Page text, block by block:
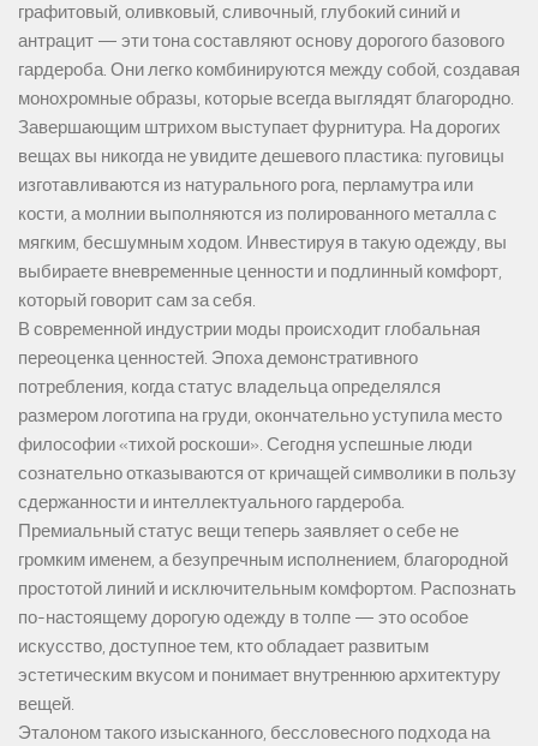
графитовый, оливковый, сливочный, глубокий синий и
антрацит — эти тона составляют основу дорогого базового
гардероба. Они легко комбинируются между собой, создавая
монохромные образы, которые всегда выглядят благородно.
Завершающим штрихом выступает фурнитура. На дорогих
вещах вы никогда не увидите дешевого пластика: пуговицы
изготавливаются из натурального рога, перламутра или
кости, а молнии выполняются из полированного металла с
мягким, бесшумным ходом. Инвестируя в такую одежду, вы
выбираете вневременные ценности и подлинный комфорт,
который говорит сам за себя.
В современной индустрии моды происходит глобальная
переоценка ценностей. Эпоха демонстративного
потребления, когда статус владельца определялся
размером логотипа на груди, окончательно уступила место
философии «тихой роскоши». Сегодня успешные люди
сознательно отказываются от кричащей символики в пользу
сдержанности и интеллектуального гардероба.
Премиальный статус вещи теперь заявляет о себе не
громким именем, а безупречным исполнением, благородной
простотой линий и исключительным комфортом. Распознать
по-настоящему дорогую одежду в толпе — это особое
искусство, доступное тем, кто обладает развитым
эстетическим вкусом и понимает внутреннюю архитектуру
вещей.
Эталоном такого изысканного, бессловесного подхода на